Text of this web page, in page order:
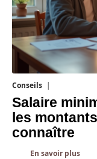
Conseils
Salaire
les
connaître
En savoir plus